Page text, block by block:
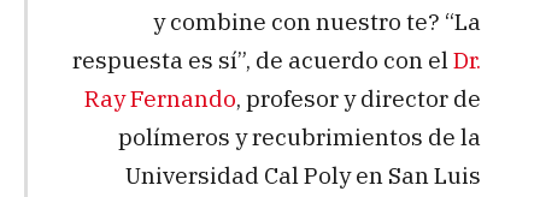
y combine con nuestro te? “La
respuesta es sí”, de acuerdo con elDr.
Ray Fernando, profesor y director de
polímeros y recubrimientos de la
Universidad Cal Poly en San Luis